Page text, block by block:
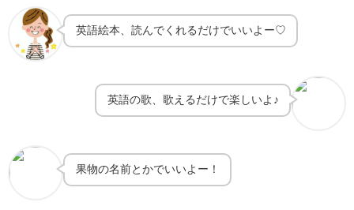
英語絵本、読んでくれるだけでいいよー♡
英語の歌、歌えるだけで楽しいよ♪
果物の名前とかでいいよー！